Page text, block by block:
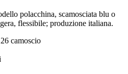
polacchina, scamosciata blu o
flessibile; produzione italiana.
camoscio